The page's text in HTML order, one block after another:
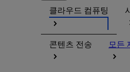
클라우드 컴퓨팅
콘텐츠 전송 모든